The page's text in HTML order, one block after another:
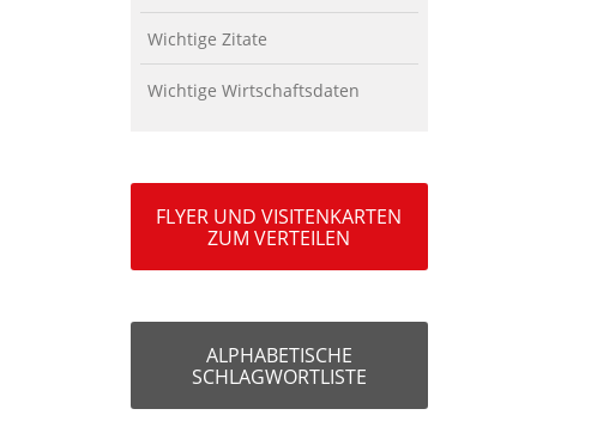
Wichtige Zitate
Wichtige Wirtschaftsdaten
FLYER UND VISITENKARTEN
ZUM VERTEILEN
ALPHABETISCHE
SCHLAGWORTLISTE